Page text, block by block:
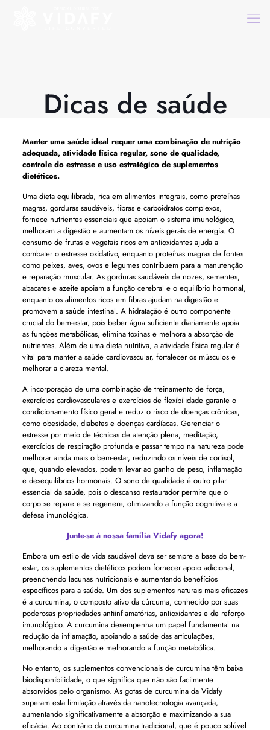
Dicas de saúde
Manter uma saúde ideal requer uma combinação de nutrição
adequada, atividade física regular, sono de qualidade,
controle do estresse e uso estratégico de suplementos
dietéticos.
Uma dieta equilibrada, rica em alimentos integrais, como proteínas
magras, gorduras saudáveis, fibras e carboidratos complexos,
fornece nutrientes essenciais que apoiam o sistema imunológico,
melhoram a digestão e aumentam os níveis gerais de energia. O
consumo de frutas e vegetais ricos em antioxidantes ajuda a
combater o estresse oxidativo, enquanto proteínas magras de fontes
como peixes, aves, ovos e legumes contribuem para a manutenção
e reparação muscular. As gorduras saudáveis ​​​​de nozes, sementes,
abacates e azeite apoiam a função cerebral e o equilíbrio hormonal,
enquanto os alimentos ricos em fibras ajudam na digestão e
promovem a saúde intestinal. A hidratação é outro componente
crucial do bem-estar, pois beber água suficiente diariamente apoia
as funções metabólicas, elimina toxinas e melhora a absorção de
nutrientes. Além de uma dieta nutritiva, a atividade física regular é
vital para manter a saúde cardiovascular, fortalecer os músculos e
melhorar a clareza mental.
A incorporação de uma combinação de treinamento de força,
exercícios cardiovasculares e exercícios de flexibilidade garante o
condicionamento físico geral e reduz o risco de doenças crônicas,
como obesidade, diabetes e doenças cardíacas. Gerenciar o
estresse por meio de técnicas de atenção plena, meditação,
exercícios de respiração profunda e passar tempo na natureza pode
melhorar ainda mais o bem-estar, reduzindo os níveis de cortisol,
que, quando elevados, podem levar ao ganho de peso, inflamação
e desequilíbrios hormonais. O sono de qualidade é outro pilar
essencial da saúde, pois o descanso restaurador permite que o
corpo se repare e se regenere, otimizando a função cognitiva e a
defesa imunológica.
Junte-se à nossa família Vidafy agora!
Embora um estilo de vida saudável deva ser sempre a base do bem-
estar, os suplementos dietéticos podem fornecer apoio adicional,
preenchendo lacunas nutricionais e aumentando benefícios
específicos para a saúde. Um dos suplementos naturais mais eficazes
é a curcumina, o composto ativo da cúrcuma, conhecido por suas
poderosas propriedades antiinflamatórias, antioxidantes e de reforço
imunológico. A curcumina desempenha um papel fundamental na
redução da inflamação, apoiando a saúde das articulações,
melhorando a digestão e melhorando a função metabólica.
No entanto, os suplementos convencionais de curcumina têm baixa
biodisponibilidade, o que significa que não são facilmente
absorvidos pelo organismo. As gotas de curcumina da Vidafy
superam esta limitação através da nanotecnologia avançada,
aumentando significativamente a absorção e maximizando a sua
eficácia. Ao contrário da curcumina tradicional, que é pouco solúvel